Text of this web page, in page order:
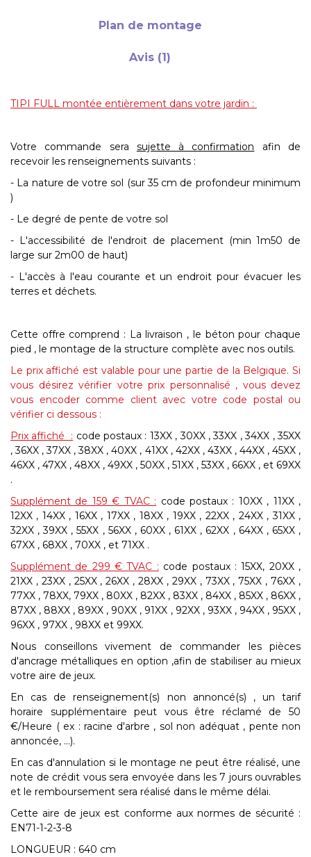
Plan de montage
Avis (1)
TIPI FULL montée entièrement dans votre jardin :
Votre commande sera sujette à confirmation afin de
recevoir les renseignements suivants :
- La nature de votre sol (sur 35 cm de profondeur minimum
)
- Le degré de pente de votre sol
- L'accessibilité de l'endroit de placement (min 1m50 de
large sur 2m00 de haut)
- L'accès à l'eau courante et un endroit pour évacuer les
terres et déchets.
Cette offre comprend : La livraison , le béton pour chaque
pied , le montage de la structure complète avec nos outils.
Le prix affiché est valable pour une partie de la Belgique. Si
vous désirez vérifier votre prix personnalisé , vous devez
vous encoder comme client avec votre code postal ou
vérifier ci dessous :
Prix affiché : code postaux : 13XX , 30XX , 33XX , 34XX , 35XX
, 36XX , 37XX , 38XX , 40XX , 41XX , 42XX , 43XX , 44XX , 45XX ,
46XX , 47XX , 48XX , 49XX , 50XX , 51XX , 53XX , 66XX , et 69XX
.
Supplément de 159 € TVAC : code postaux : 10XX , 11XX ,
12XX , 14XX , 16XX , 17XX , 18XX , 19XX , 22XX , 24XX , 31XX ,
32XX , 39XX , 55XX , 56XX , 60XX , 61XX , 62XX , 64XX , 65XX ,
67XX , 68XX , 70XX , et 71XX .
Supplément de 299 € TVAC : code postaux : 15XX, 20XX ,
21XX , 23XX , 25XX , 26XX , 28XX , 29XX , 73XX , 75XX , 76XX ,
77XX , 78XX, 79XX , 80XX , 82XX , 83XX , 84XX , 85XX , 86XX ,
87XX , 88XX , 89XX , 90XX , 91XX , 92XX , 93XX , 94XX , 95XX ,
96XX , 97XX , 98XX et 99XX.
Nous conseillons vivement de commander les pièces
d'ancrage métalliques en option ,afin de stabiliser au mieux
votre aire de jeux.
En cas de renseignement(s) non annoncé(s) , un tarif
horaire supplémentaire peut vous être réclamé de 50
€/Heure ( ex : racine d'arbre , sol non adéquat , pente non
annoncée, ...).
En cas d'annulation si le montage ne peut être réalisé, une
note de crédit vous sera envoyée dans les 7 jours ouvrables
et le remboursement sera réalisé dans le même délai.
Cette aire de jeux est conforme aux normes de sécurité :
EN71-1-2-3-8
LONGUEUR : 640 cm